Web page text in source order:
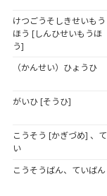
けつごうそしきせいもう
ほう [しんひせいもうほ
う]
（かんせい）ひょうひ
がいひ [そうひ]
こうそう [かぎづめ] 、て
い
こうそうばん、ていばん